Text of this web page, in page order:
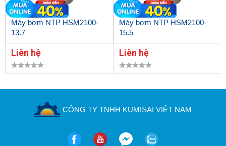
Máy bơm NTP HSM2100-
13.7
Liên hệ
Máy bơm NTP HSM2100-
15.5
Liên hệ
CÔNG TY TNHH KUMISAI VIỆT NAM